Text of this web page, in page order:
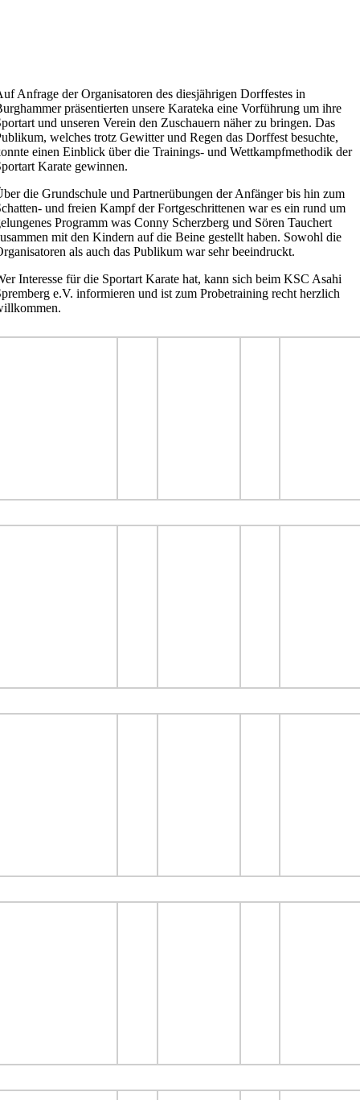
Anfrage der Organisatoren des diesjährigen Dorffestes in
präsentierten unsere Karateka eine Vorführung um ihre
und unseren Verein den Zuschauern näher zu bringen. Das
welches trotz Gewitter und Regen das Dorffest besuchte,
einen Einblick über die Trainings- und Wettkampfmethodik der
Karate gewinnen.
die Grundschule und Partnerübungen der Anfänger bis hin zum
und freien Kampf der Fortgeschrittenen war es ein rund um
Programm was Conny Scherzberg und Sören Tauchert
mit den Kindern auf die Beine gestellt haben. Sowohl die
als auch das Publikum war sehr beeindruckt.
Interesse für die Sportart Karate hat, kann sich beim KSC Asahi
e.V. informieren und ist zum Probetraining recht herzlich